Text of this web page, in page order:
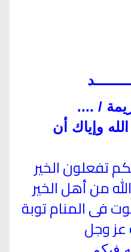
/ ....
وإياك أن
تفعلون الخير
من أهل الخير
فى المنام توبة
عز وجل